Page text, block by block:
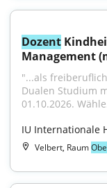
Dozent
Management
"...als
Dualen Studium
01.10.2026.
IU Internationale
Velbert, Raum